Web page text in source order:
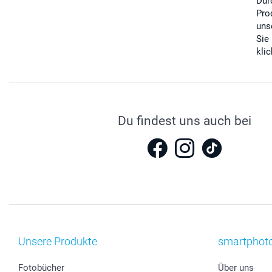
Sie
Du findest uns auch bei
Unsere Produkte
Fotobücher Über uns